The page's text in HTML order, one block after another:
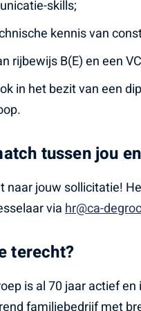
skills;
kennis van
rijbewijs B(E) en een
in het bezit van een
tussen jou
naar jouw sollicitatie!
viahr@ca-
terecht?
is al 70 jaar actief
familiebedrijf met